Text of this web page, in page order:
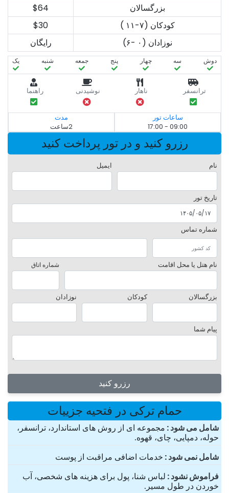
بزرگسالان
$64
کودکان (۷-۱۱ )
$30
نوزادان (۰ -۶)
رایگان
دوش سه‌ چهار پنج جمعه شنبه یک
ترانسفر ناهار نوشیدنی راهنما
ساعات تور
09:00 - 17:00
مدت
2ساعت
رزرو کنید و در تور پرداخت کنید
نام ایمیل
تاریخ تور
شماره تماس
نام هتل یا محل اقامت شماره اتاق
بزرگسالان کودکان نوزادان
پیام شما
رزرو کنید
حمام ترکی در فتحیه جزییات
شامل می شود مجموعه ای از روش های استاندارد، ترانسفر،
حوله، دمپایی، چای، قهوه.
شامل نمی شود خدمات اضافی مراقبت از پوست
فراموش نشود لباس شنا، پول برای هزینه های شخصی، آب
خوردن در طول مسیر.